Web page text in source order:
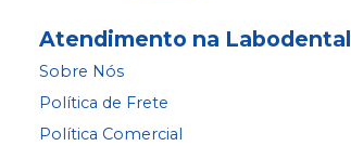
Atendimento na Labodental
Sobre Nós
Política de Frete
Política Comercial